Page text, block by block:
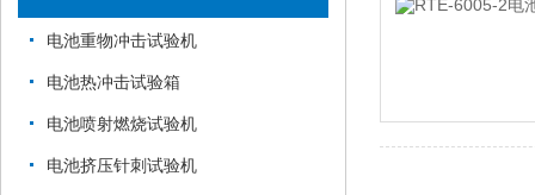
电池重物冲击试验机
电池热冲击试验箱
电池喷射燃烧试验机
电池挤压针刺试验机